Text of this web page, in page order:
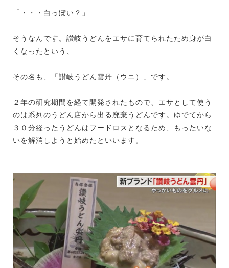
「・・・白っぽい？」
そうなんです。讃岐うどんをエサに育てられたため身が白
くなったという、
その名も、「讃岐うどん雲丹（ウニ）」です。
２年の研究期間を経て開発されたもので、エサとして使う
のは系列のうどん店から出る廃棄うどんです。ゆでてから
３０分経ったうどんはフードロスとなるため、もったいな
いを解消しようと始めたといいます。